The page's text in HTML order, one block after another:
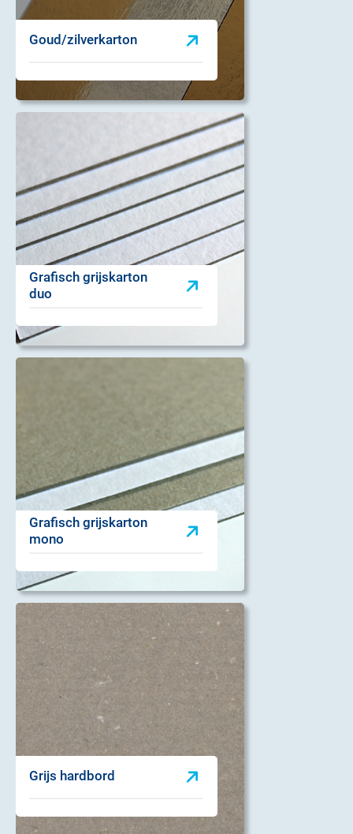
Goud/zilverkarton
Grafisch grijskarton
duo
Grafisch grijskarton
mono
Grijs hardbord